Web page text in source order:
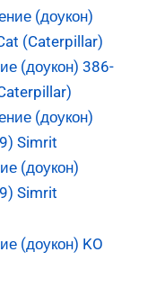
(доукон) 386-
(доукон)
Simrit
(доукон) KO